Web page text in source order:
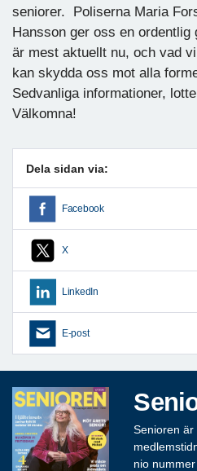
seniorer. Poliserna Maria
Hansson ger oss en ordentlig
är mest aktuellt nu, och vad
kan skydda oss mot alla
Sedvanliga informationer,
Välkomna!
Dela sidan via:
Facebook
X
LinkedIn
E-post
Senioren är
nio